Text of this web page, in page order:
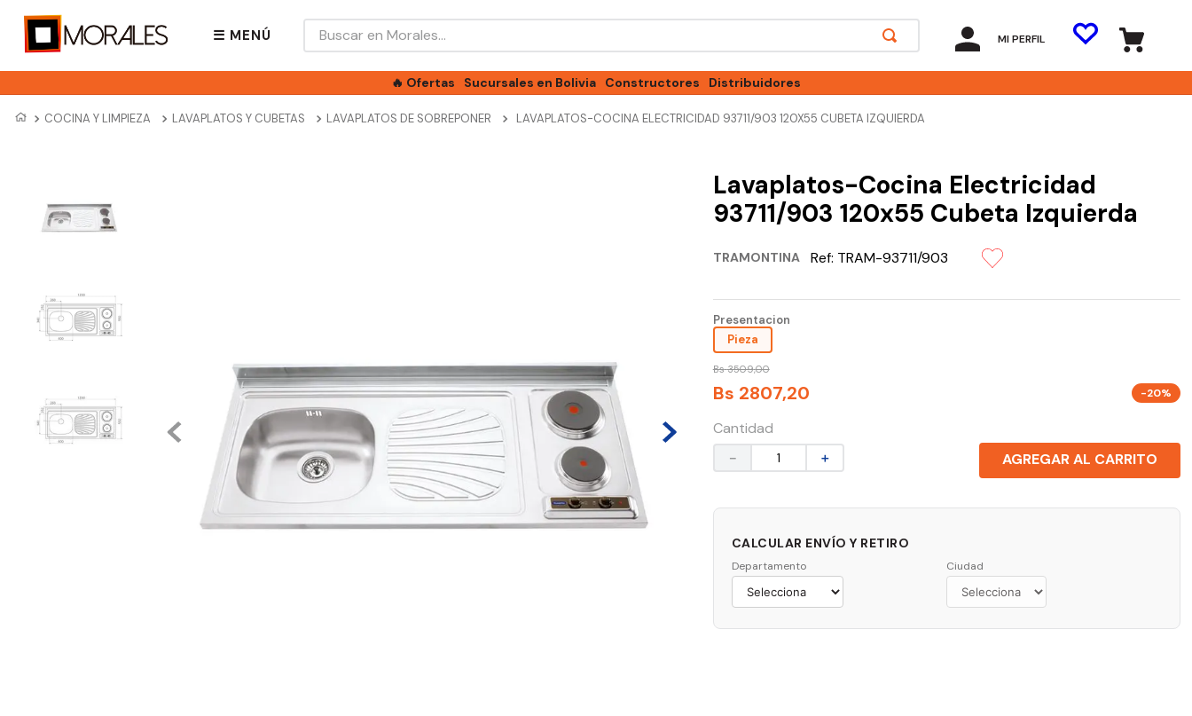
☰ MENÚ
Buscar en Morales...
MI PERFIL
🔥 Ofertas Sucursales en Bolivia Constructores Distribuidores
COCINA Y LIMPIEZA LAVAPLATOS Y CUBETAS LAVAPLATOS DE SOBREPONER LAVAPLATOS-COCINA ELECTRICIDAD 93711/903 120X55 CUBETA IZQUIERDA
Lavaplatos-Cocina Electricidad
93711/903 120x55 Cubeta Izquierda
TRAMONTINA Ref: TRAM-93711/903
Presentacion
Pieza
Bs 3509,00
Bs 2807,20 -20%
Cantidad
＋
－ AGREGAR AL CARRITO
CALCULAR ENVÍO Y RETIRO
Departamento Ciudad